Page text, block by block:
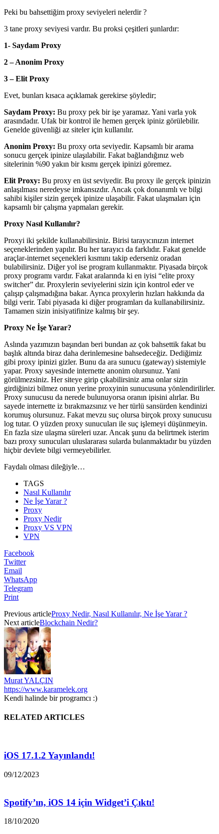
Peki bu bahsettiğim proxy seviyeleri nelerdir ?
3 tane proxy seviyesi vardır. Bu proksi çeşitleri şunlardır:
1- Saydam Proxy
2 – Anonim Proxy
3 – Elit Proxy
Evet, bunları kısaca açıklamak gerekirse şöyledir;
Saydam Proxy: Bu proxy pek bir işe yaramaz. Yani varla yok
arasındadır. Ufak bir kontrol ile hemen gerçek ipiniz görülebilir.
Genelde güvenliği az siteler için kullanılır.
Anonim Proxy: Bu proxy orta seviyedir. Kapsamlı bir arama
sonucu gerçek ipinize ulaşılabilir. Fakat bağlandığınız web
sitelerinin %90 yakın bir kısmı gerçek ipinizi göremez.
Elit Proxy: Bu proxy en üst seviyedir. Bu proxy ile gerçek ipinizin
anlaşılması neredeyse imkansızdır. Ancak çok donanımlı ve bilgi
sahibi kişiler sizin gerçek ipinize ulaşabilir. Fakat ulaşmaları için
kapsamlı bir çalışma yapmaları gerekir.
Proxy Nasıl Kullanılır?
Proxyi iki şekilde kullanabilirsiniz. Birisi tarayıcınızın internet
seçeneklerinden yapılır. Bu her tarayıcı da farklıdır. Fakat genelde
araçlar-internet seçenekleri kısmını takip ederseniz oradan
bulabilirsiniz. Diğer yol ise program kullanmaktır. Piyasada birçok
proxy programı vardır. Fakat aralarında ki en iyisi “elite proxy
switcher” dır. Proxylerin seviyelerini sizin için kontrol eder ve
çalışıp çalışmadığına bakar. Ayrıca proxylerin hızları hakkında da
bilgi verir. Tabi piyasada ki diğer programları da kullanabilirsiniz.
Tamamen sizin inisiyatifinize kalmış bir şey.
Proxy Ne İşe Yarar?
Aslında yazımızın başından beri bundan az çok bahsettik fakat bu
başlık altında biraz daha derinlemesine bahsedeceğiz. Dediğimiz
gibi proxy ipinizi gizler. Bunu da ara sunucu (gateway) sistemiyle
yapar. Proxy sayesinde internette anonim olursunuz. Yani
görülmezsiniz. Her siteye girip çıkabilirsiniz ama onlar sizin
girdiğinizi bilmez onun yerine proxyinin sunucusuna yönlendirilirler.
Proxy sunucusu da nerede bulunuyorsa oranın ipisini alırlar. Bu
sayede internette iz bırakmazsınız ve her türlü sansürden kendinizi
korumuş olursunuz. Fakat mevzu suç olursa birçok proxy sunucusu
log tutar. O yüzden proxy sunucuları ile suç işlemeyi düşünmeyin.
En fazla size ulaşma süreleri uzar. Ancak şunu da belirtmek isterim
bazı proxy sunucuları uluslararası sularda bulanmaktadır bu yüzden
hiçbir devlete bilgi vermeyebilirler.
Faydalı olması dileğiyle…
TAGS
Nasıl Kullanılır
Ne İşe Yarar ?
Proxy
Proxy Nedir
Proxy VS VPN
VPN
Facebook
Twitter
Email
WhatsApp
Telegram
Print
Previous articleProxy Nedir, Nasıl Kullanılır, Ne İşe Yarar ?
Next articleBlockchain Nedir?
Murat YALÇIN
https://www.karamelek.org
Kendi halinde bir programcı :)
RELATED ARTICLES
iOS 17.1.2 Yayınlandı!
09/12/2023
Spotify’ın, iOS 14 için Widget’i Çıktı!
18/10/2020